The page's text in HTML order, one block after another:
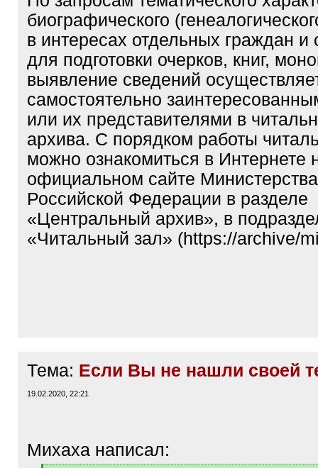
биографического
в интересах отдельных граждан и
для подготовки очерков, книг,
выявление сведений
самостоятельно
или их представителями в
архива. С порядком работы
можно ознакомиться в Интернете
официальном сайте
Российской Федерации в разделе
«Центральный архив», в
«Читальный зал» (https://archive/
Тема: Если Вы не нашли своей
19.02.2020, 22:21
Михаха написал: